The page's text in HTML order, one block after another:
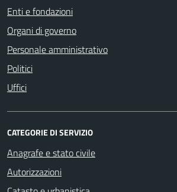
Enti e fondazioni
Organi di governo
Personale amministrativo
Politici
Uffici
CATEGORIE DI SERVIZIO
Anagrafe e stato civile
Autorizzazioni